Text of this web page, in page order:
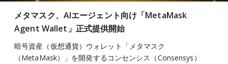
メタマスク、AIエージェント向け「MetaMask
Agent Wallet」正式提供開始
暗号資産（仮想通貨）ウォレット「メタマスク
（MetaMask）」を開発するコンセンシス（Consensys）